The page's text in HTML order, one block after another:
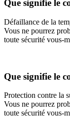
Que signifie le
Défaillance de la
Vous ne pourrez
toute sécurité vous-
Que signifie le
Protection contre la
Vous ne pourrez
toute sécurité vous-